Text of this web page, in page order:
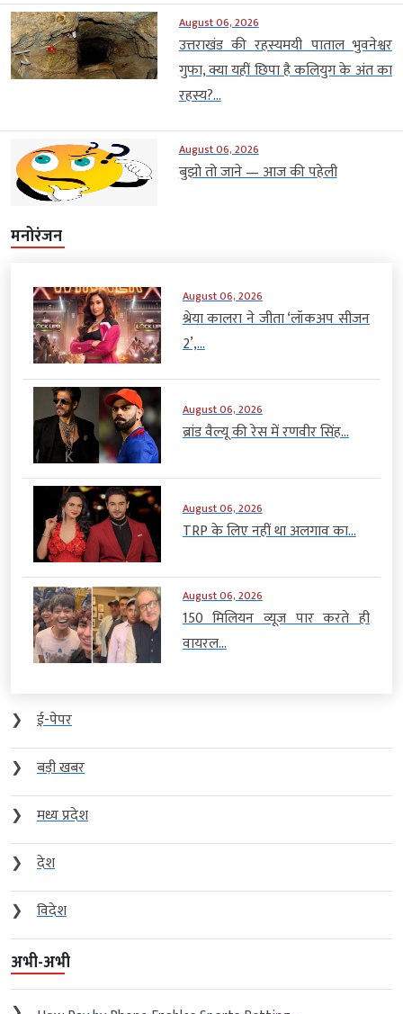
August 06, 2026
उत्तराखंड की रहस्यमयी पाताल भुवनेश्वर
गुफा, क्या यहीं छिपा है कलियुग के अंत का
रहस्य?...
August 06, 2026
बुझो तो जाने — आज की पहेली
मनोरंजन
August 06, 2026
श्रेया कालरा ने जीता ‘लॉकअप सीजन
2’,...
August 06, 2026
ब्रांड वैल्यू की रेस में रणवीर सिंह...
August 06, 2026
TRP के लिए नहीं था अलगाव का...
August 06, 2026
150 मिलियन व्यूज पार करते ही
वायरल...
❯
ई-पेपर
❯
बड़ी खबर
❯
मध्य प्रदेश
❯
देश
❯
विदेश
अभी-अभी